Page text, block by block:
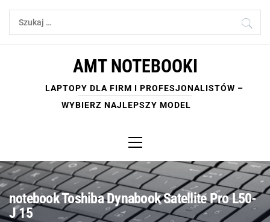
Skip
Szukaj:
AMT NOTEBOOKI
LAPTOPY DLA FIRM I PROFESJONALISTÓW –
WYBIERZ NAJLEPSZY MODEL
Menu
notebook Toshiba Dynabook Satellite Pro L50-
J 15